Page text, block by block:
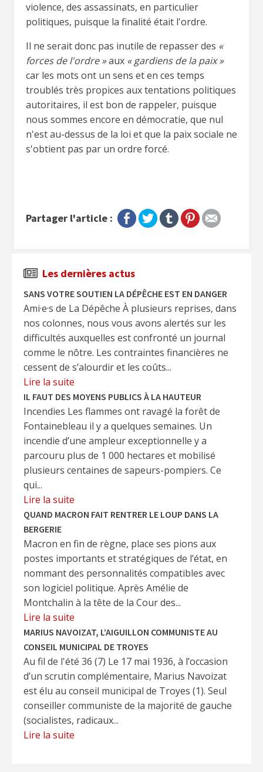
violence, des assassinats, en particulier
politiques, puisque la finalité était l'ordre.
Il ne serait donc pas inutile de repasser des «
forces de l'ordre »aux « gardiens de la paix »
car les mots ont un sens et en ces temps
troublés très propices aux tentations politiques
autoritaires, il est bon de rappeler, puisque
nous sommes encore en démocratie, que nul
n'est au-dessus de la loi et que la paix sociale ne
s'obtient pas par un ordre forcé.
Partager l'article :
Les dernières actus
SANS VOTRE SOUTIEN LA DÉPÊCHE EST EN DANGER
Ami·e·s de La Dépêche À plusieurs reprises, dans
nos colonnes, nous vous avons alertés sur les
difficultés auxquelles est confronté un journal
comme le nôtre. Les contraintes financières ne
cessent de s’alourdir et les coûts...
Lire la suite
IL FAUT DES MOYENS PUBLICS À LA HAUTEUR
Incendies Les flammes ont ravagé la forêt de
Fontainebleau il y a quelques semaines. Un
incendie d’une ampleur exceptionnelle y a
parcouru plus de 1 000 hectares et mobilisé
plusieurs centaines de sapeurs-pompiers. Ce
qui...
Lire la suite
QUAND MACRON FAIT RENTRER LE LOUP DANS LA
BERGERIE
Macron en fin de règne, place ses pions aux
postes importants et stratégiques de l’état, en
nommant des personnalités compatibles avec
son logiciel politique. Après Amélie de
Montchalin à la tête de la Cour des...
Lire la suite
MARIUS NAVOIZAT, L’AIGUILLON COMMUNISTE AU
CONSEIL MUNICIPAL DE TROYES
Au fil de l'été 36 (7) Le 17 mai 1936, à l’occasion
d’un scrutin complémentaire, Marius Navoizat
est élu au conseil municipal de Troyes (1). Seul
conseiller communiste de la majorité de gauche
(socialistes, radicaux...
Lire la suite